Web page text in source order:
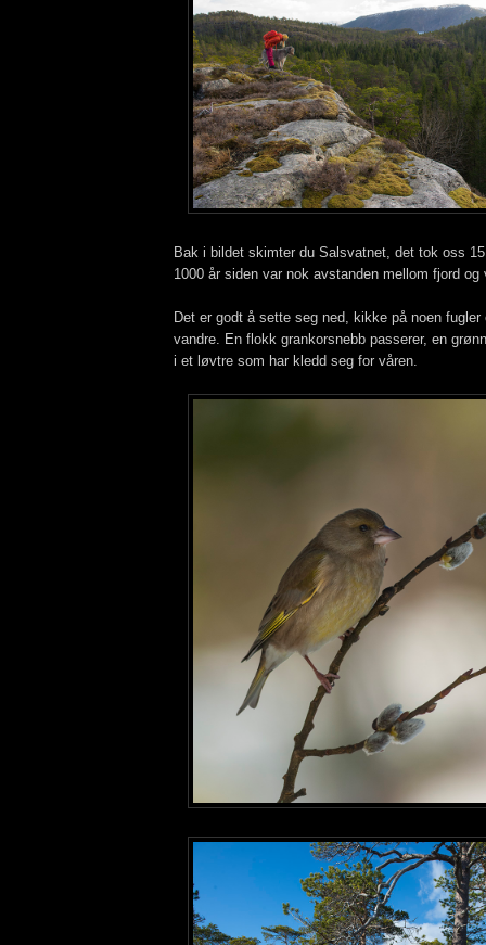
Bak i bildet skimter du Salsvatnet, det tok oss
1000 år siden var nok avstanden mellom fjord og
Det er godt å sette seg ned, kikke på noen fugler
vandre. En flokk grankorsnebb passerer, en
i et løvtre som har kledd seg for våren.